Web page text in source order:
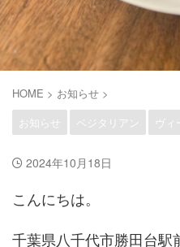
HOME > お知らせ >
お知らせ
ベジタリアン ヴィ
2024年10月18日
こんにちは。
千葉県八千代市勝田台駅